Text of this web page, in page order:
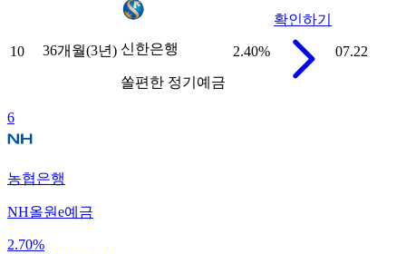
10 36개월(3년) 신한은행
쏠편한 정기예금
2.40%
확인하기
07.22
6
농협은행
NH올원e예금
2.70%